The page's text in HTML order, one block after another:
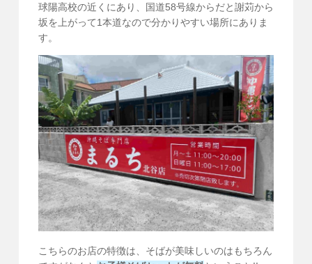
球陽高校の近くにあり、国道58号線からだと謝苅から
坂を上がって1本道なので分かりやすい場所にありま
す。
こちらのお店の特徴は、そばが美味しいのはもちろん